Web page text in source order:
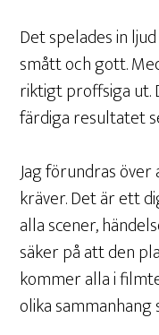
Det spelades in
smått och gott.
riktigt proffsiga
färdiga resultatet
Jag förundras
kräver. Det är ett
alla scener,
säker på att den
kommer alla i
olika sammanhang